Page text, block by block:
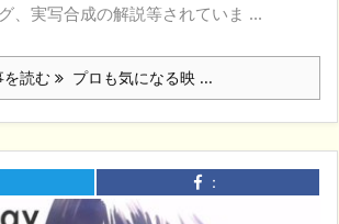
、実写合成の解説等されていま ...
を読む プロも気になる映 ...
：